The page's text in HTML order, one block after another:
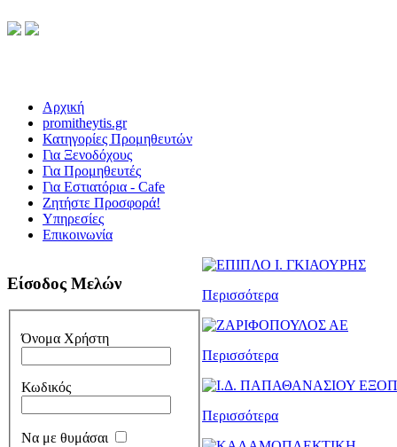
Αρχική
promitheytis.gr
Κατηγορίες Προμηθευτών
Για Ξενοδόχους
Για Προμηθευτές
Για Εστιατόρια - Cafe
Ζητήστε Προσφορά!
Υπηρεσίες
Επικοινωνία
Είσοδος Μελών
Όνομα Χρήστη
Κωδικός
Να με θυμάσαι
Περισσότερα
Περισσότερα
Περισσότερα